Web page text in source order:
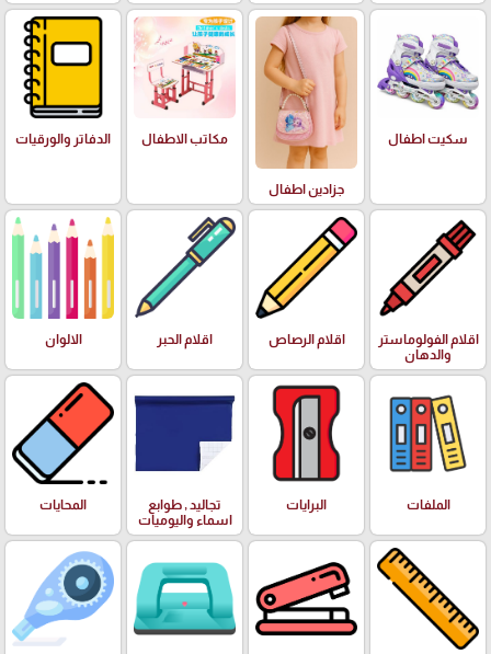
سكيت اطفال
جزادين اطفال
مكاتب الاطفال الدفاتر والورقيات
اقلام الفولوماستر
والدهان
اقلام الرصاص اقلام الحبر الالوان
الملفات البرايات
تجاليد , طوابع
اسماء واليوميات
المحايات